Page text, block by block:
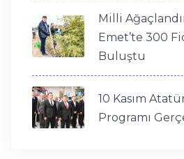
Milli
Emet’te 300
Buluştu
10 Kasım
Programı